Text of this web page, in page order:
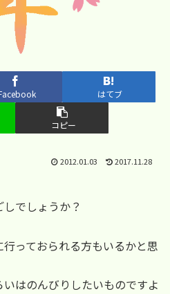
はてブ
コピー
2012.01.03 2017.11.28
でしょうか？
っておられる方もいるかと思
はのんびりしたいものですよ